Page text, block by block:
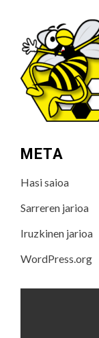
META
Hasi saioa
Sarreren jarioa
Iruzkinen jarioa
WordPress.org